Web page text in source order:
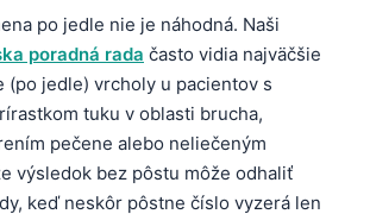
po jedle nie je náhodná. Naši
poradná rada často vidia najväčšie
(po jedle) vrcholy u pacientov s
tuku v oblasti brucha,
pečene alebo neliečeným
výsledok bez pôstu môže odhaliť
keď neskôr pôstne číslo vyzerá len